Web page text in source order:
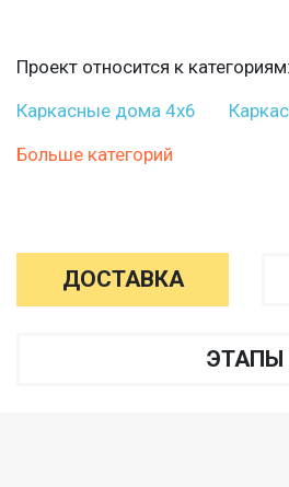
Проект относится к категориям:
Каркасные дома 4х6
Больше категорий
ДОСТАВКА
ЭТАПЫ